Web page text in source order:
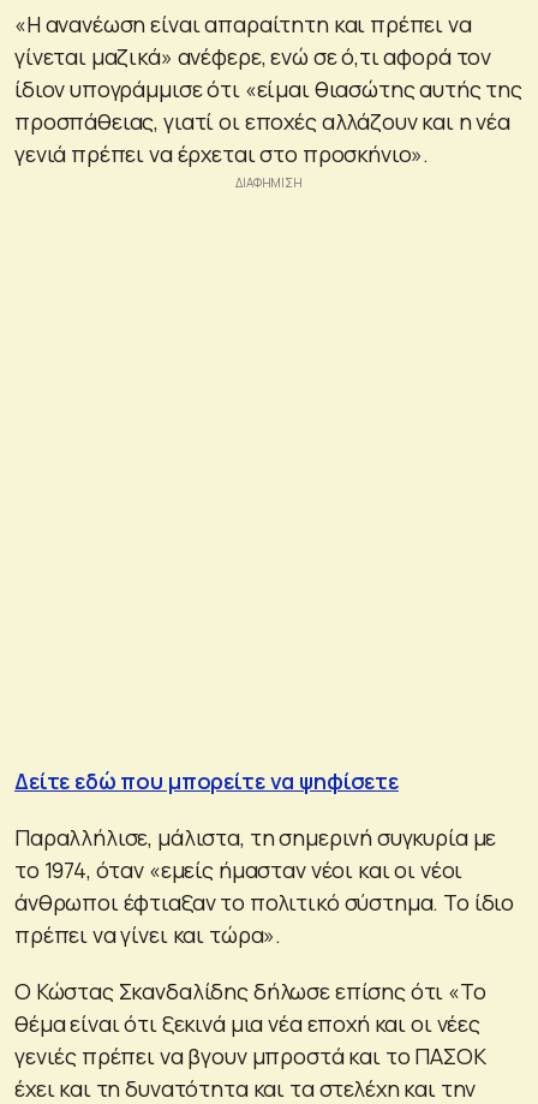
«Η ανανέωση είναι απαραίτητη και πρέπει να
γίνεται μαζικά» ανέφερε, ενώ σε ό,τι αφορά τον
ίδιον υπογράμμισε ότι «είμαι θιασώτης αυτής της
προσπάθειας, γιατί οι εποχές αλλάζουν και η νέα
γενιά πρέπει να έρχεται στο προσκήνιο».
Δείτε εδώ που μπορείτε να ψηφίσετε
Παραλλήλισε, μάλιστα, τη σημερινή συγκυρία με
το 1974, όταν «εμείς ήμασταν νέοι και οι νέοι
άνθρωποι έφτιαξαν το πολιτικό σύστημα. Το ίδιο
πρέπει να γίνει και τώρα».
Ο Κώστας Σκανδαλίδης δήλωσε επίσης ότι «Το
θέμα είναι ότι ξεκινά μια νέα εποχή και οι νέες
γενιές πρέπει να βγουν μπροστά και το ΠΑΣΟΚ
έχει και τη δυνατότητα και τα στελέχη και την